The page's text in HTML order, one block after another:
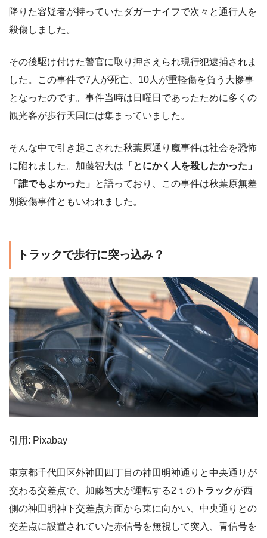
降りた容疑者が持っていたダガーナイフで次々と通行人を
殺傷しました。
その後駆け付けた警官に取り押さえられ現行犯逮捕されま
した。この事件で7人が死亡、10人が重軽傷を負う大惨事
となったのです。事件当時は日曜日であったために多くの
観光客が歩行天国には集まっていました。
そんな中で引き起こされた秋葉原通り魔事件は社会を恐怖
に陥れました。加藤智大は 「とにかく人を殺したかった」
「誰でもよかった」 と語っており、この事件は秋葉原無差
別殺傷事件ともいわれました。
トラックで歩行に突っ込み？
引用: Pixabay
東京都千代田区外神田四丁目の神田明神通りと中央通りが
交わる交差点で、加藤智大が運転する2ｔの トラックが西
側の神田明神下交差点方面から東に向かい、中央通りとの
交差点に設置されていた赤信号を無視して突入、青信号を